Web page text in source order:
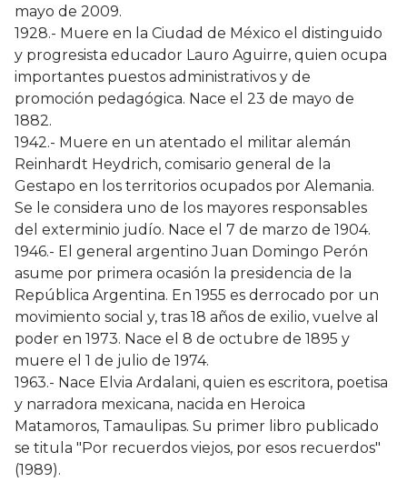
mayo de 2009.
1928.- Muere en la Ciudad de México el distinguido
y progresista educador Lauro Aguirre, quien ocupa
importantes puestos administrativos y de
promoción pedagógica. Nace el 23 de mayo de
1882.
1942.- Muere en un atentado el militar alemán
Reinhardt Heydrich, comisario general de la
Gestapo en los territorios ocupados por Alemania.
Se le considera uno de los mayores responsables
del exterminio judío. Nace el 7 de marzo de 1904.
1946.- El general argentino Juan Domingo Perón
asume por primera ocasión la presidencia de la
República Argentina. En 1955 es derrocado por un
movimiento social y, tras 18 años de exilio, vuelve al
poder en 1973. Nace el 8 de octubre de 1895 y
muere el 1 de julio de 1974.
1963.- Nace Elvia Ardalani, quien es escritora, poetisa
y narradora mexicana, nacida en Heroica
Matamoros, Tamaulipas. Su primer libro publicado
se titula "Por recuerdos viejos, por esos recuerdos"
(1989).